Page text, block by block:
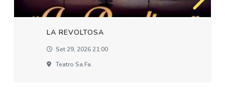
LA REVOLTOSA
Set 29, 2026 21:00
Teatro Sa.fa.